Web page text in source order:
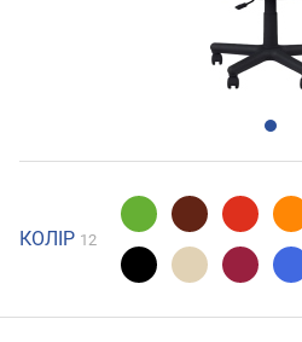
КОЛІР 12